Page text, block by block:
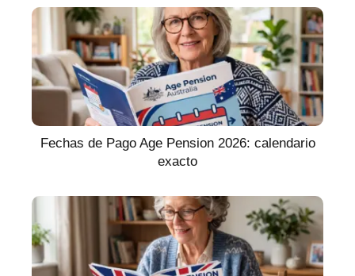
Fechas de Pago Age Pension 2026: calendario
exacto